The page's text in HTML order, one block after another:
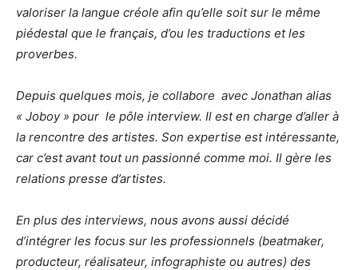
valoriser la langue créole afin qu’elle soit sur le même
piédestal que le français, d’ou les traductions et les
proverbes.
Depuis quelques mois, je collabore avec Jonathan alias
« Joboy » pour le pôle interview. Il est en charge d’aller à
la rencontre des artistes. Son expertise est intéressante,
car c’est avant tout un passionné comme moi. Il gère les
relations presse d’artistes.
En plus des interviews, nous avons aussi décidé
d’intégrer les focus sur les professionnels (beatmaker,
producteur, réalisateur, infographiste ou autres) des